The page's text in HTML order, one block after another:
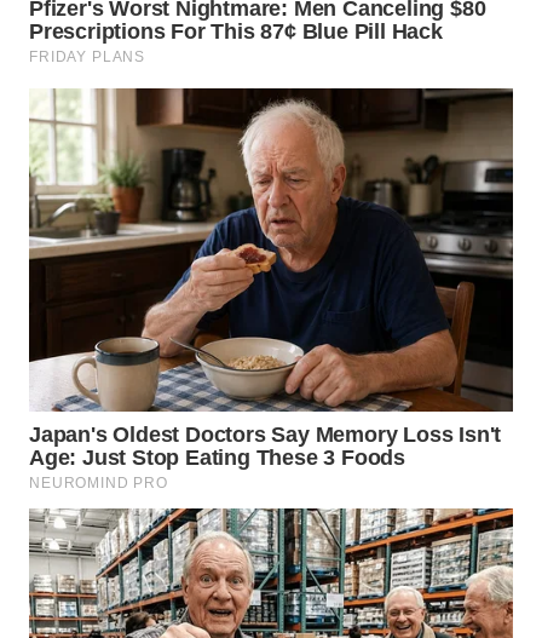
WN
TAPANULI
SELATAN
WN
TANJUNG
LESUNG
WN
KARO
SIMALUNGUN
LABUHANBATU
WN
TAPANULI
TENGAH
WN DELI